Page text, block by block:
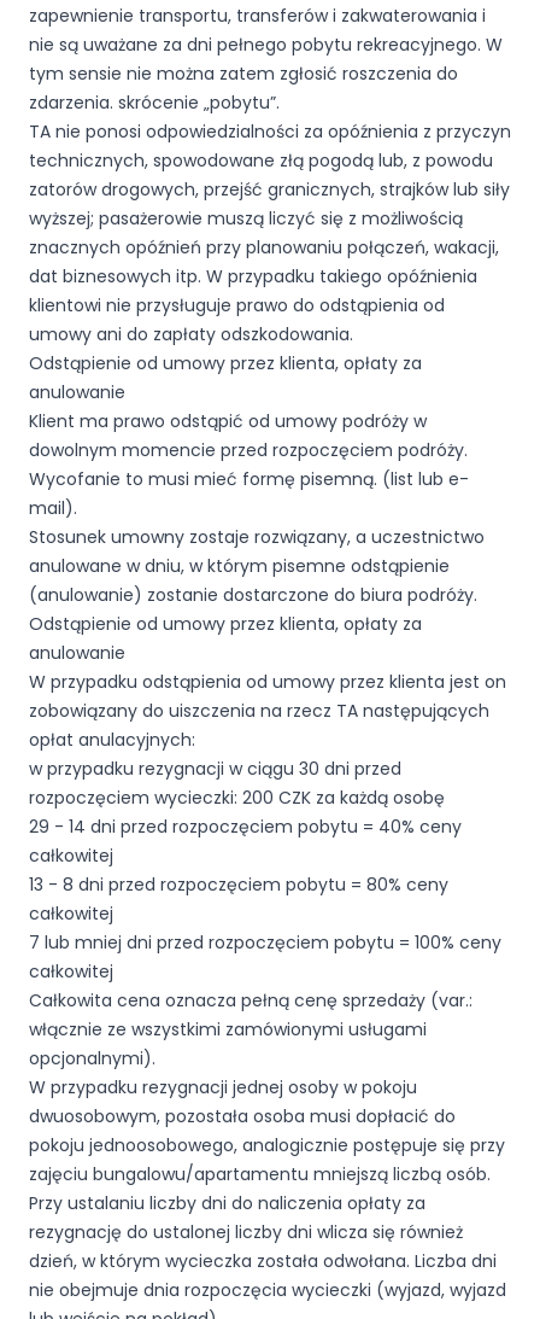
zapewnienie transportu, transferów i zakwaterowania i
nie są uważane za dni pełnego pobytu rekreacyjnego. W
tym sensie nie można zatem zgłosić roszczenia do
zdarzenia. skrócenie „pobytu”.
TA nie ponosi odpowiedzialności za opóźnienia z przyczyn
technicznych, spowodowane złą pogodą lub, z powodu
zatorów drogowych, przejść granicznych, strajków lub siły
wyższej; pasażerowie muszą liczyć się z możliwością
znacznych opóźnień przy planowaniu połączeń, wakacji,
dat biznesowych itp. W przypadku takiego opóźnienia
klientowi nie przysługuje prawo do odstąpienia od
umowy ani do zapłaty odszkodowania.
Odstąpienie od umowy przez klienta, opłaty za
anulowanie
Klient ma prawo odstąpić od umowy podróży w
dowolnym momencie przed rozpoczęciem podróży.
Wycofanie to musi mieć formę pisemną. (list lub e-
mail).
Stosunek umowny zostaje rozwiązany, a uczestnictwo
anulowane w dniu, w którym pisemne odstąpienie
(anulowanie) zostanie dostarczone do biura podróży.
Odstąpienie od umowy przez klienta, opłaty za
anulowanie
W przypadku odstąpienia od umowy przez klienta jest on
zobowiązany do uiszczenia na rzecz TA następujących
opłat anulacyjnych:
w przypadku rezygnacji w ciągu 30 dni przed
rozpoczęciem wycieczki: 200 CZK za każdą osobę
29 - 14 dni przed rozpoczęciem pobytu = 40% ceny
całkowitej
13 - 8 dni przed rozpoczęciem pobytu = 80% ceny
całkowitej
7 lub mniej dni przed rozpoczęciem pobytu = 100% ceny
całkowitej
Całkowita cena oznacza pełną cenę sprzedaży (var.:
włącznie ze wszystkimi zamówionymi usługami
opcjonalnymi).
W przypadku rezygnacji jednej osoby w pokoju
dwuosobowym, pozostała osoba musi dopłacić do
pokoju jednoosobowego, analogicznie postępuje się przy
zajęciu bungalowu/apartamentu mniejszą liczbą osób.
Przy ustalaniu liczby dni do naliczenia opłaty za
rezygnację do ustalonej liczby dni wlicza się również
dzień, w którym wycieczka została odwołana. Liczba dni
nie obejmuje dnia rozpoczęcia wycieczki (wyjazd, wyjazd